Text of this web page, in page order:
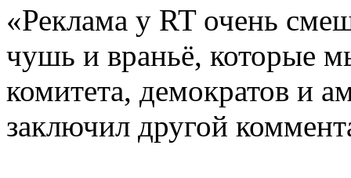
«Реклама у RT очень
чушь и враньё, которые
комитета, демократов и
заключил другой